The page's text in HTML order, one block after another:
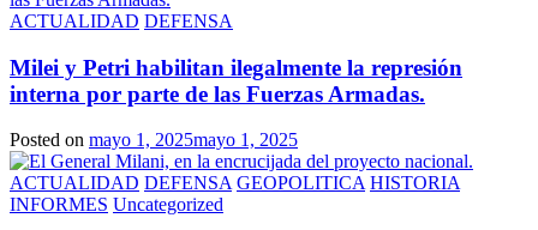
ACTUALIDAD DEFENSA
Milei y Petri habilitan ilegalmente la represión
interna por parte de las Fuerzas Armadas.
Posted on mayo 1, 2025mayo 1, 2025
ACTUALIDAD DEFENSA GEOPOLITICA HISTORIA
INFORMES Uncategorized